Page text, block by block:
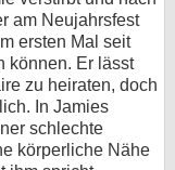
am Neujahrsfest
ersten Mal seit
können. Er lässt
zu heiraten, doch
In Jamies
schlechte
körperliche Nähe